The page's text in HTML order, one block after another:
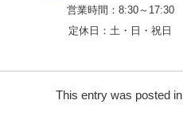
営業時間： 8:30～17:30
定休日： 土・日・祝日
This entry was posted in